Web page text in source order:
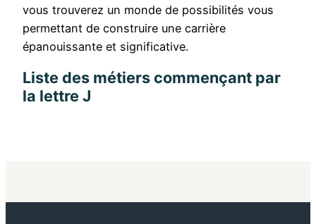
vous trouverez un monde de possibilités vous
permettant de construire une carrière
épanouissante et significative.
Liste des métiers commençant par
la lettre J